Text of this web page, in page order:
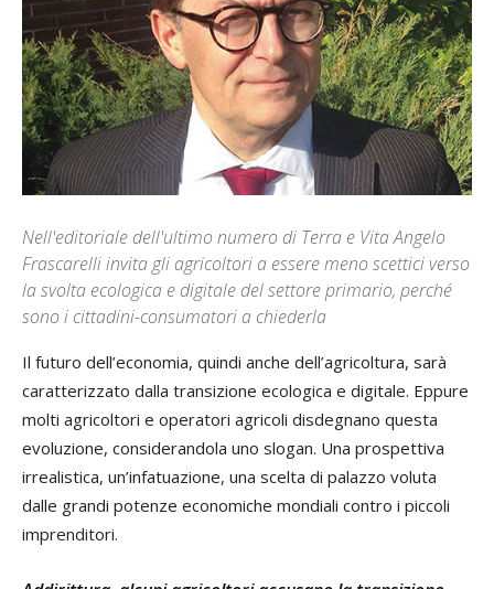
Nell'editoriale dell'ultimo numero di Terra e Vita Angelo
Frascarelli invita gli agricoltori a essere meno scettici verso
la svolta ecologica e digitale del settore primario, perché
sono i cittadini-consumatori a chiederla
Il futuro dell’economia, quindi anche dell’agricoltura, sarà
caratterizzato dalla transizione ecologica e digitale. Eppure
molti agricoltori e operatori agricoli disdegnano questa
evoluzione, considerandola uno slogan. Una prospettiva
irrealistica, un’infatuazione, una scelta di palazzo voluta
dalle grandi potenze economiche mondiali contro i piccoli
imprenditori.